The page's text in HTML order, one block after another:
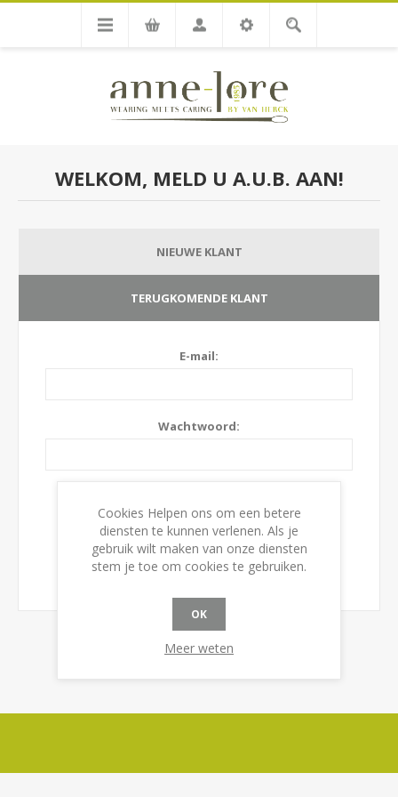
WELKOM, MELD U A.U.B. AAN!
NIEUWE KLANT
TERUGKOMENDE KLANT
E-mail:
Wachtwoord:
Cookies Helpen ons om een betere
diensten te kunnen verlenen. Als je
gebruik wilt maken van onze diensten
stem je toe om cookies te gebruiken.
OK
Meer weten